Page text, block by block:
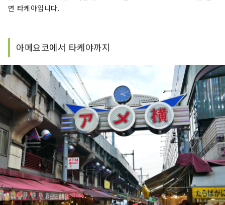
면 타케야입니다.
아메요코에서 타케야까지